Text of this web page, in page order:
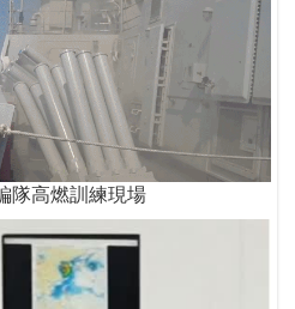
隊高燃訓練現場